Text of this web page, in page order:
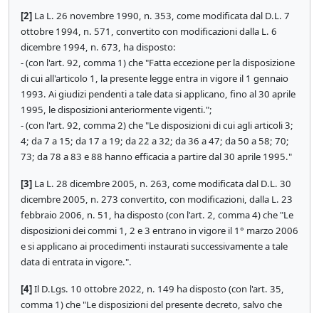
[2] La L. 26 novembre 1990, n. 353, come modificata dal D.L. 7
ottobre 1994, n. 571, convertito con modificazioni dalla L. 6
dicembre 1994, n. 673, ha disposto:
- (con l'art. 92, comma 1) che "Fatta eccezione per la disposizione
di cui all'articolo 1, la presente legge entra in vigore il 1 gennaio
1993. Ai giudizi pendenti a tale data si applicano, fino al 30 aprile
1995, le disposizioni anteriormente vigenti.";
- (con l'art. 92, comma 2) che "Le disposizioni di cui agli articoli 3;
4; da 7 a 15; da 17 a 19; da 22 a 32; da 36 a 47; da 50 a 58; 70;
73; da 78 a 83 e 88 hanno efficacia a partire dal 30 aprile 1995."
[3] La L. 28 dicembre 2005, n. 263, come modificata dal D.L. 30
dicembre 2005, n. 273 convertito, con modificazioni, dalla L. 23
febbraio 2006, n. 51, ha disposto (con l'art. 2, comma 4) che "Le
disposizioni dei commi 1, 2 e 3 entrano in vigore il 1° marzo 2006
e si applicano ai procedimenti instaurati successivamente a tale
data di entrata in vigore.".
[4]Il D.Lgs. 10 ottobre 2022, n. 149 ha disposto (con l'art. 35,
comma 1) che "Le disposizioni del presente decreto, salvo che